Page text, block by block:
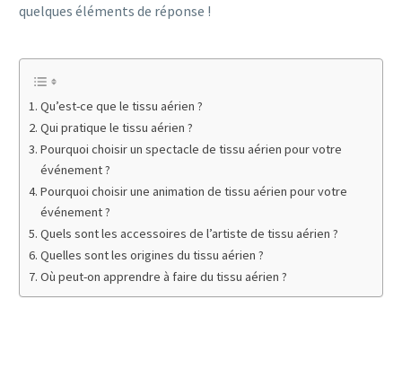
quelques éléments de réponse !
Qu’est-ce que le tissu aérien ?
Qui pratique le tissu aérien ?
Pourquoi choisir un spectacle de tissu aérien pour votre
événement ?
Pourquoi choisir une animation de tissu aérien pour votre
événement ?
Quels sont les accessoires de l’artiste de tissu aérien ?
Quelles sont les origines du tissu aérien ?
Où peut-on apprendre à faire du tissu aérien ?